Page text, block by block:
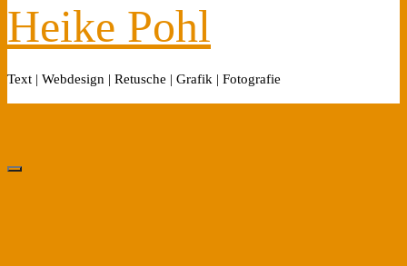
Heike Pohl
Text | Webdesign | Retusche | Grafik | Fotografie